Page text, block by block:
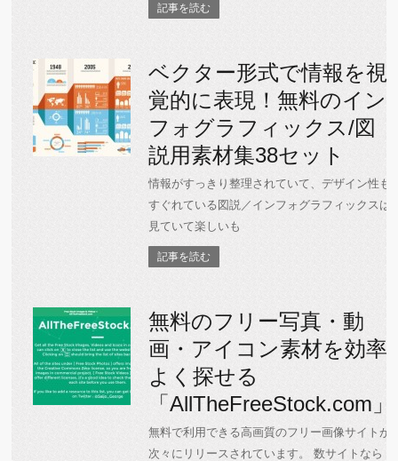
記事を読む
ベクター形式で情報を視
覚的に表現！無料のイン
フォグラフィックス/図
説用素材集38セット
情報がすっきり整理されていて、デザイン性も
すぐれている図説／インフォグラフィックスは
見ていて楽しいも
記事を読む
無料のフリー写真・動
画・アイコン素材を効率
よく探せる
「AllTheFreeStock.com」
無料で利用できる高画質のフリー画像サイトが
次々にリリースされています。 数サイトなら